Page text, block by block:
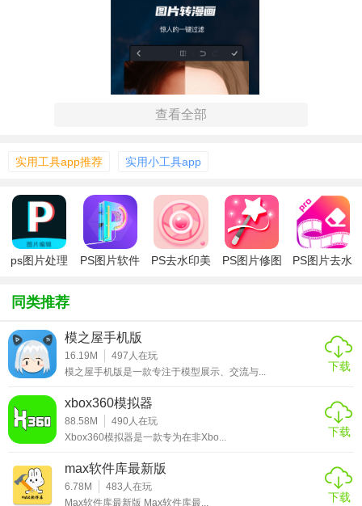
1. 快捷键使用：熟练掌握Photoshop的快捷键可以大大提高工
作效率。例如，Ctrl+J（复制图层）、Ctrl+T（自由变换）、
Ctrl+D（取消选区）等常用快捷键，能够快速完成一些基础操
作。
2. 图层管理：合理利用图层可以方便地对图像进行分层编辑
和修改。通过创建不同的图层组，可以更好地组织和管理图
层，提高工作效率。
3. 蒙版应用：蒙版是Photoshop中非常重要的功能之一，它可
以在不破坏原图的情况下对图像进行局部调整。通过灵活运
查看全部
实用工具app推荐 实用小工具app
ps图片处理
PS图片软件
PS去水印美
PS图片修图
PS图片去水
同类推荐
模之屋手机版
16.19M 497 人在玩
模之屋手机版是一款专注于模型展示、交流与...
下载
xbox360模拟器
88.58M 490人在玩
Xbox360模拟器是一款专为在非Xbo...
下载
max软件库最新版
6.78M 483 人在玩
Max软件库最新版 Max软件库最...
下载